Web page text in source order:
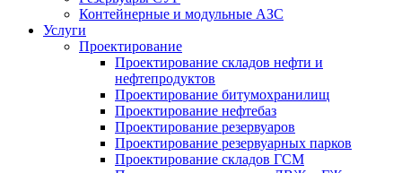
Контейнерные и модульные АЗС
Услуги
Проектирование
Проектирование складов нефти и
нефтепродуктов
Проектирование битумохранилищ
Проектирование нефтебаз
Проектирование резервуаров
Проектирование резервуарных парков
Проектирование складов ГСМ